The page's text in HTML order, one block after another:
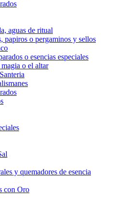
aguas de ritual
papiros o pergaminos y sellos
o esencias especiales
o el altar
y quemadores de esencia
con Oro